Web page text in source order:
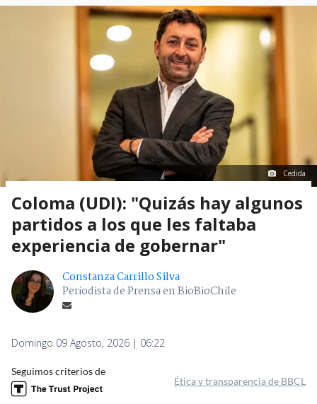
Cedida
Coloma (UDI): "Quizás hay algunos
partidos a los que les faltaba
experiencia de gobernar"
Constanza Carrillo Silva
Periodista de Prensa en BioBioChile
Domingo 09 Agosto, 2026 | 06:22
Seguimos criterios de
Ética y transparencia de BBCL